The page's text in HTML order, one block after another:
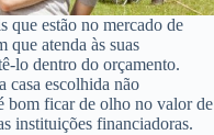
que estão no mercado de
atenda às suas
lo dentro do orçamento.
casa escolhida não
bom ficar de olho no valor de
instituições financiadoras.